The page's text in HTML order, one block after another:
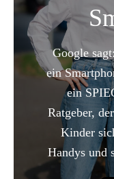
Google
ein
ein
Ratgeber,
Kinder
Handys und